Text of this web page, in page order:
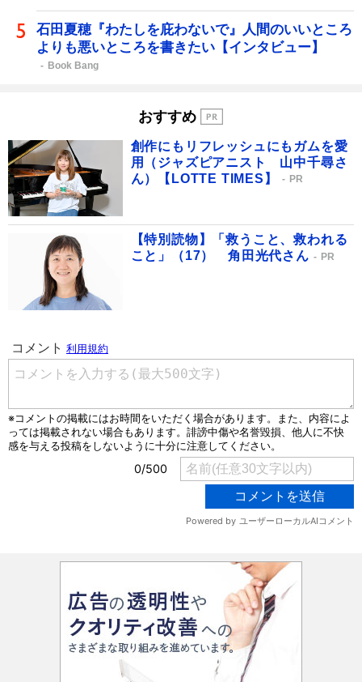
石田夏穂『わたしを庇わないで』人間のいいところ
よりも悪いところを書きたい【インタビュー】
Book Bang
おすすめ
創作にもリフレッシュにもガムを愛
用（ジャズピアニスト 山中千尋さ
ん）【LOTTE TIMES】
PR
【特別読物】「救うこと、救われる
こと」（17） 角田光代さん
PR